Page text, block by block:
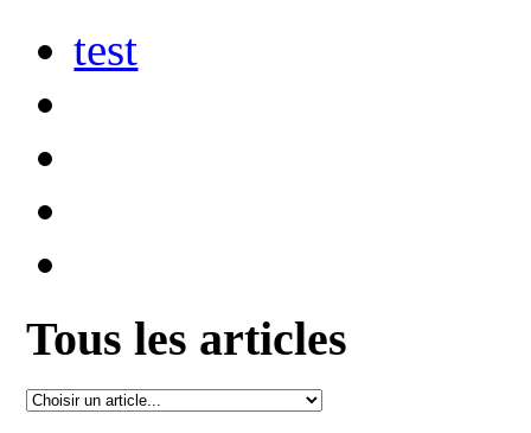
test
Tous les articles